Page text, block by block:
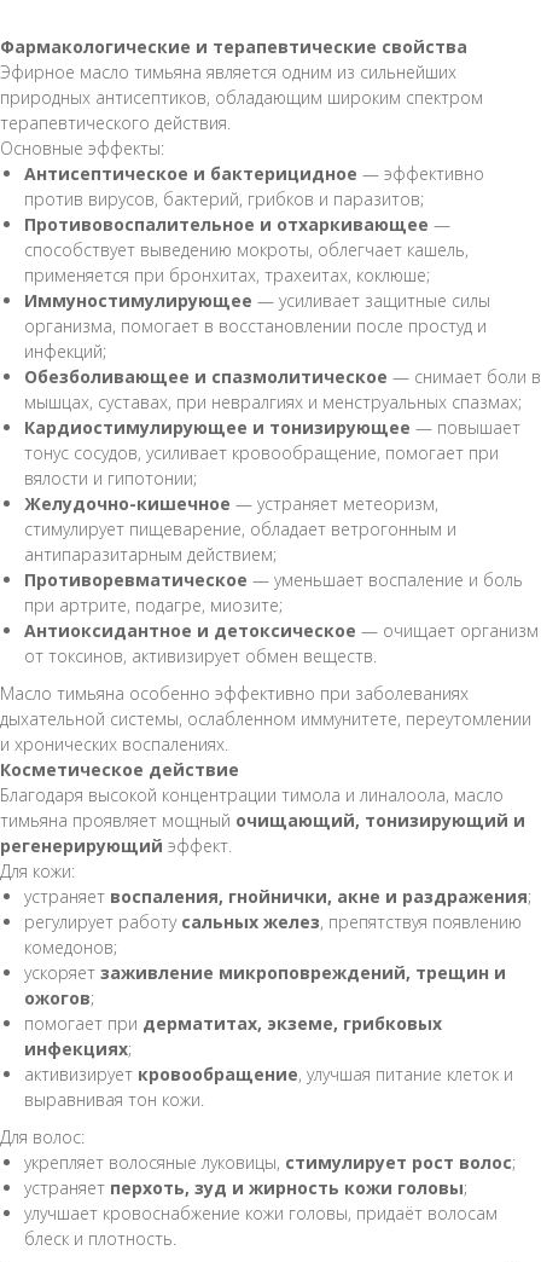
Фармакологические и терапевтические свойства
Эфирное масло тимьяна является одним из сильнейших
природных антисептиков, обладающим широким спектром
терапевтического действия.
Основные эффекты:
Антисептическое и бактерицидное — эффективно
против вирусов, бактерий, грибков и паразитов;
Противовоспалительное и отхаркивающее —
способствует выведению мокроты, облегчает кашель,
применяется при бронхитах, трахеитах, коклюше;
Иммуностимулирующее — усиливает защитные силы
организма, помогает в восстановлении после простуд и
инфекций;
Обезболивающее и спазмолитическое — снимает боли в
мышцах, суставах, при невралгиях и менструальных спазмах;
Кардиостимулирующее и тонизирующее — повышает
тонус сосудов, усиливает кровообращение, помогает при
вялости и гипотонии;
Желудочно-кишечное — устраняет метеоризм,
стимулирует пищеварение, обладает ветрогонным и
антипаразитарным действием;
Противоревматическое — уменьшает воспаление и боль
при артрите, подагре, миозите;
Антиоксидантное и детоксическое — очищает организм
от токсинов, активизирует обмен веществ.
Масло тимьяна особенно эффективно при заболеваниях
дыхательной системы, ослабленном иммунитете, переутомлении
и хронических воспалениях.
Косметическое действие
Благодаря высокой концентрации тимола и линалоола, масло
тимьяна проявляет мощный очищающий, тонизирующий и
регенерирующий эффект.
Для кожи:
устраняет воспаления, гнойнички, акне и раздражения;
регулирует работу сальных желез, препятствуя появлению
комедонов;
ускоряет заживление микроповреждений, трещин и
ожогов;
помогает при дерматитах, экземе, грибковых
инфекциях;
активизирует кровообращение, улучшая питание клеток и
выравнивая тон кожи.
Для волос:
укрепляет волосяные луковицы, стимулирует рост волос;
устраняет перхоть, зуд и жирность кожи головы;
улучшает кровоснабжение кожи головы, придаёт волосам
блеск и плотность.